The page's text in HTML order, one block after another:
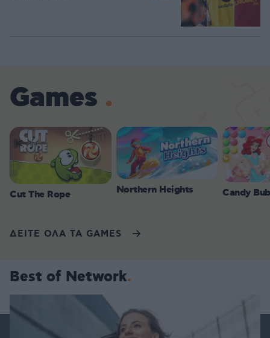
Games
Cut The Rope Northern Heights Candy
ΔΕΙΤΕ ΟΛΑ ΤΑ GAMES
Best of Network